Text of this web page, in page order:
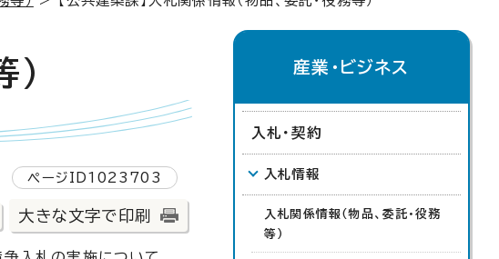
ページID1023703
大きな文字で印刷
産業・ビジネス
入札・契約
入札情報
入札関係情報（物品、委託・役務
等）